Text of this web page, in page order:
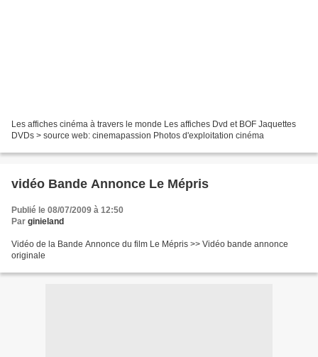
Les affiches cinéma à travers le monde Les affiches Dvd et BOF Jaquettes
DVDs > source web: cinemapassion Photos d'exploitation cinéma
vidéo Bande Annonce Le Mépris
Publié le 08/07/2009 à 12:50
Par ginieland
Vidéo de la Bande Annonce du film Le Mépris >> Vidéo bande annonce
originale